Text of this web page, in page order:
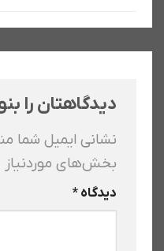
دیدگاهتان را
نشانی ایمیل شما
بخش‌های موردنیاز
دیدگاه*